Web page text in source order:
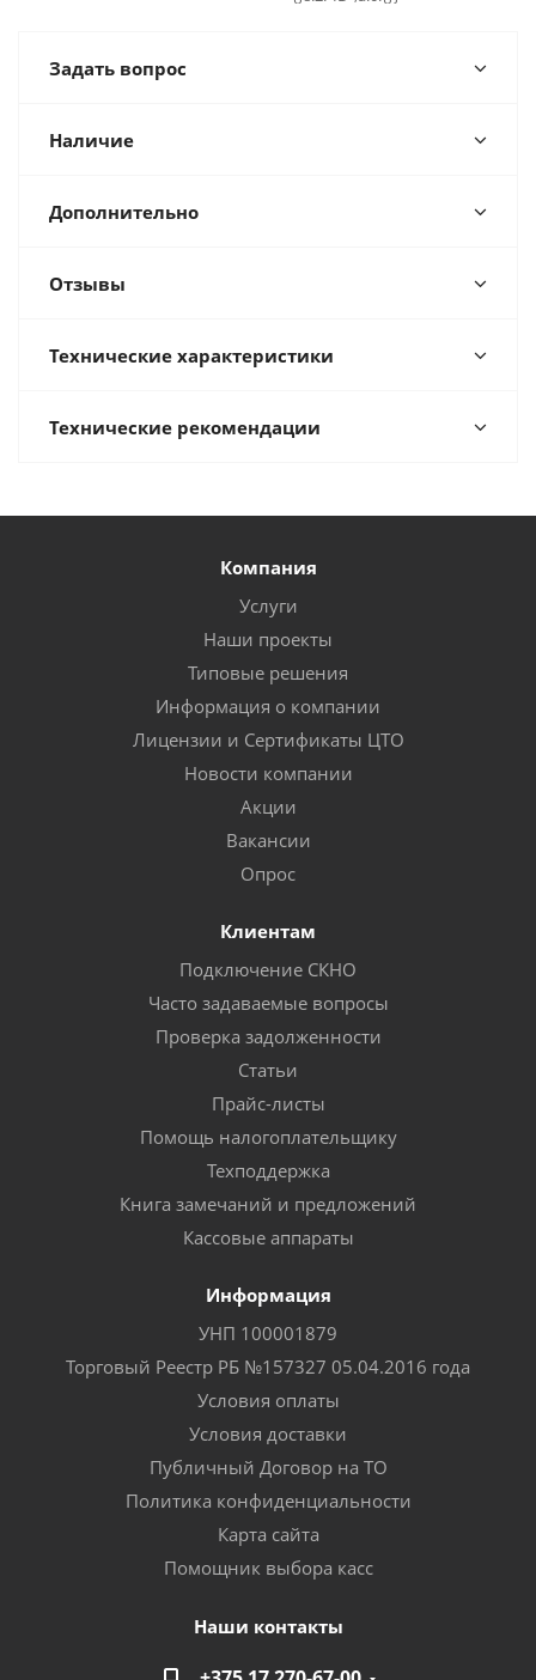
Задать вопрос
Наличие
Дополнительно
Отзывы
Технические характеристики
Технические рекомендации
Компания
Услуги
Наши проекты
Типовые решения
Информация о компании
Лицензии и Сертификаты ЦТО
Новости компании
Акции
Вакансии
Опрос
Клиентам
Подключение СКНО
Часто задаваемые вопросы
Проверка задолженности
Статьи
Прайс-листы
Помощь налогоплательщику
Техподдержка
Книга замечаний и предложений
Кассовые аппараты
Информация
УНП 100001879
Торговый Реестр РБ №157327 05.04.2016 года
Условия оплаты
Условия доставки
Публичный Договор на ТО
Политика конфиденциальности
Карта сайта
Помощник выбора касс
Наши контакты